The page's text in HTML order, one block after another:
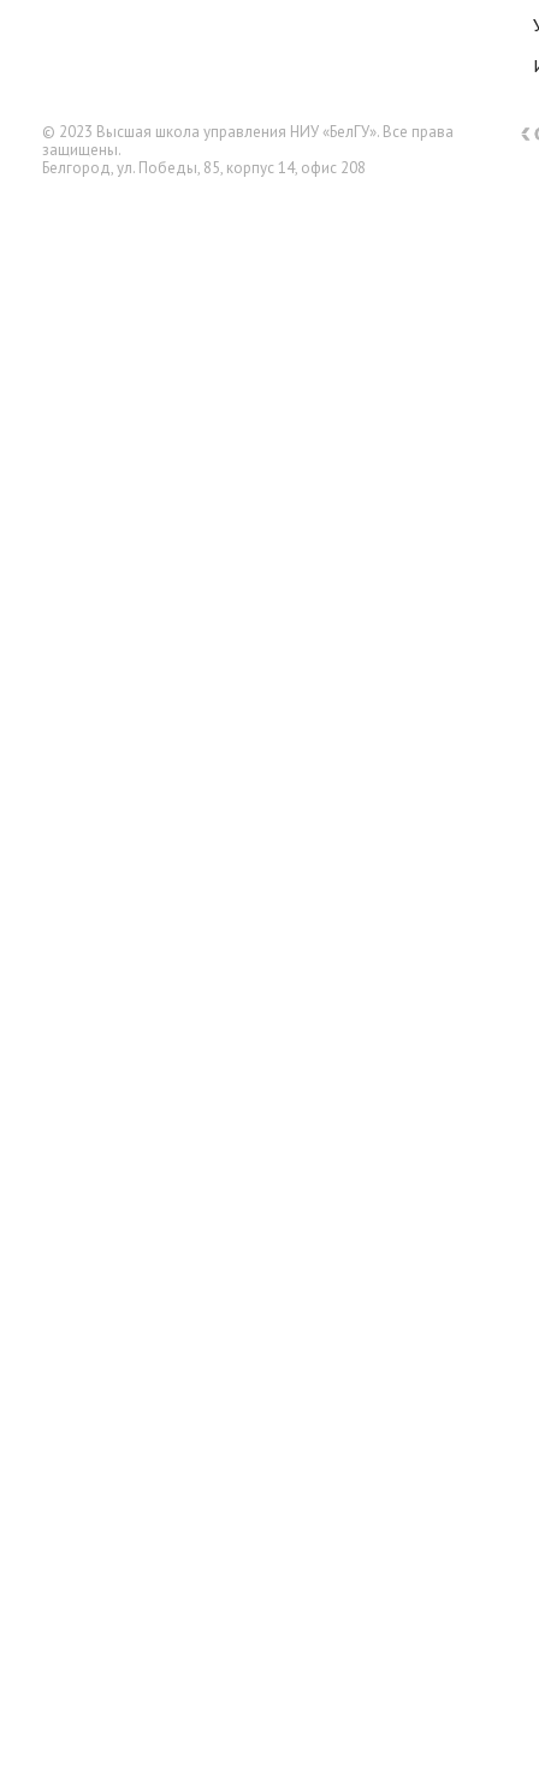
© 2023 Высшая школа управления НИУ «БелГУ». Все права
защищены.
Белгород, ул. Победы, 85, корпус 14, офис 208